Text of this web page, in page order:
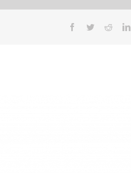
Facebook
TwitterReddit